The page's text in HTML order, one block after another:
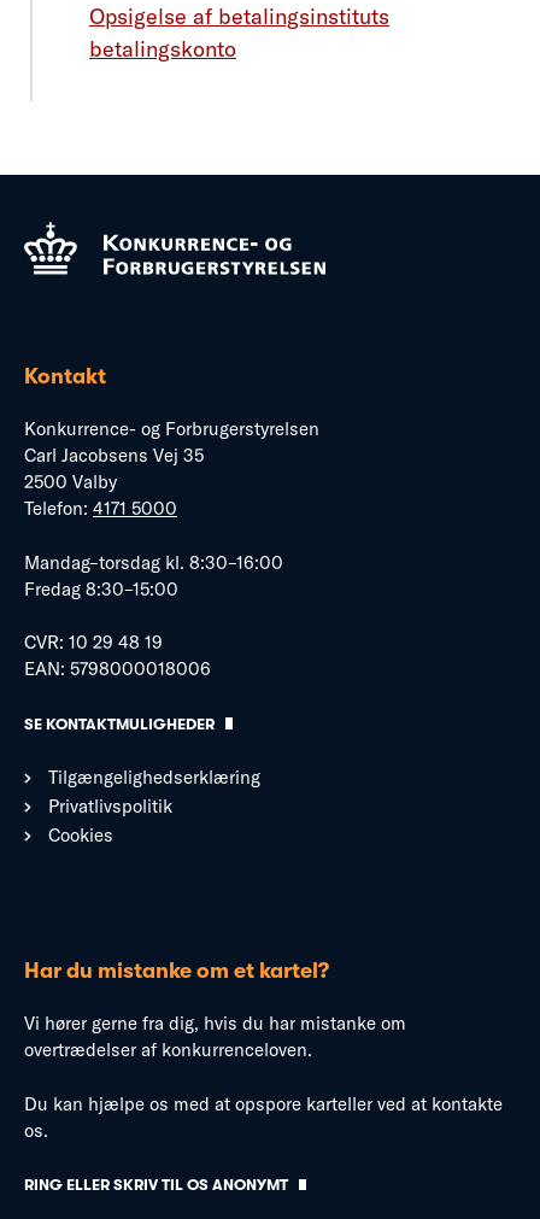
Opsigelse af betalingsinstituts
betalingskonto
Kontakt
Konkurrence- og Forbrugerstyrelsen
Carl Jacobsens Vej 35
2500 Valby
Telefon: 4171 5000
Mandag–torsdag kl. 8:30–16:00
Fredag 8:30–15:00
CVR: 10 29 48 19
EAN: 5798000018006
SE KONTAKTMULIGHEDER
Tilgængelighedserklæring
Privatlivspolitik
Cookies
Har du mistanke om et kartel?
Vi hører gerne fra dig, hvis du har mistanke om
overtrædelser af konkurrenceloven.
Du kan hjælpe os med at opspore karteller ved at kontakte
os.
RING ELLER SKRIV TIL OS ANONYMT